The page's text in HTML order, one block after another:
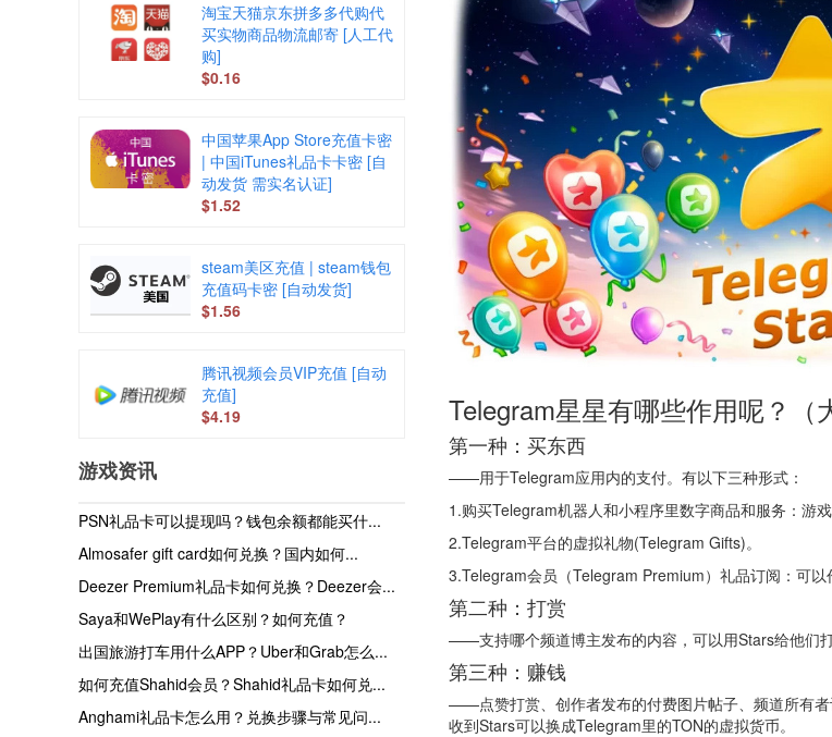
淘宝天猫京东拼多多代购代
买实物商品物流邮寄 [人工代
购]
$0.16
中国苹果App Store充值卡密
| 中国iTunes礼品卡卡密 [自
动发货 需实名认证]
$1.52
steam美区充值 | steam钱包
充值码卡密 [自动发货]
$1.56
腾讯视频会员VIP充值 [自动
充值]
$4.19
游戏资讯
PSN礼品卡可以提现吗？钱包余额都能买什...
Almosafer gift card如何兑换？国内如何...
Deezer Premium礼品卡如何兑换？Deezer会...
Saya和WePlay有什么区别？如何充值？
出国旅游打车用什么APP？Uber和Grab怎么...
如何充值Shahid会员？Shahid礼品卡如何兑...
Anghami礼品卡怎么用？兑换步骤与常见问...
Telegram星星有哪些作用呢？（
第一种：买东西
——用于Telegram应用内的支付。有以下三种形式：
1.购买Telegram机器人和小程序里数字商品和服务：游
2.Telegram平台的虚拟礼物(Telegram Gifts)。
3.Telegram会员（Telegram Premium）礼品订阅：可以
第二种：打赏
——支持哪个频道博主发布的内容，可以用Stars给他们打
第三种：赚钱
——点赞打赏、创作者发布的付费图片帖子、频道所有
收到Stars可以换成Telegram里的TON的虚拟货币。